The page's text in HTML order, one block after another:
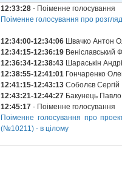
12:33:28 - Поіменне голосування
Поіменне голосування про
12:34:00-12:34:06 Швачко Антон
12:34:15-12:36:19 Веніславський
12:36:34-12:38:43 Шараськін
12:38:55-12:41:01 Гончаренко
12:41:15-12:43:13 Соболєв
12:43:21-12:44:27 Бакунець
12:45:17 - Поіменне голосування
Поіменне голосування про
(№10211) - в цілому